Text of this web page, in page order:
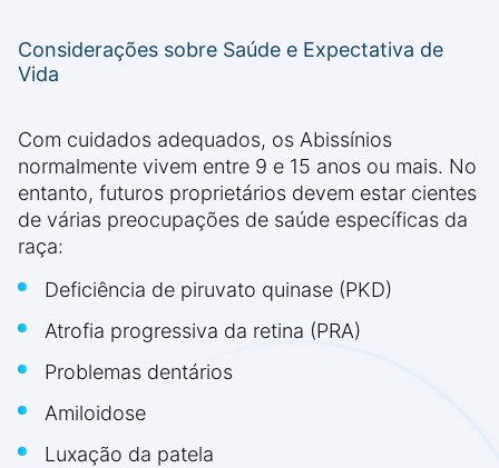
Considerações sobre Saúde e Expectativa de
Vida
Com cuidados adequados, os Abissínios
normalmente vivem entre 9 e 15 anos ou mais. No
entanto, futuros proprietários devem estar cientes
de várias preocupações de saúde específicas da
raça:
Deficiência de piruvato quinase (PKD)
Atrofia progressiva da retina (PRA)
Problemas dentários
Amiloidose
Luxação da patela